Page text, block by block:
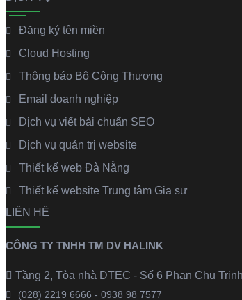
Đăng ký tên miền
Cloud Hosting
Thông báo Bộ Công Thương
Email doanh nghiệp
Dịch vụ viết bài chuẩn SEO
Dịch vụ quản trị website
Thiết kế web Đà Nẵng
Thiết kế website Trung tâm Gia sư
LIÊN HỆ
CÔNG TY TNHH TM DV HALINK
Tầng 2, Tòa nhà DTEC - Số 6 Phan Chu
(028) 2219 6666 - 0938 98 7577